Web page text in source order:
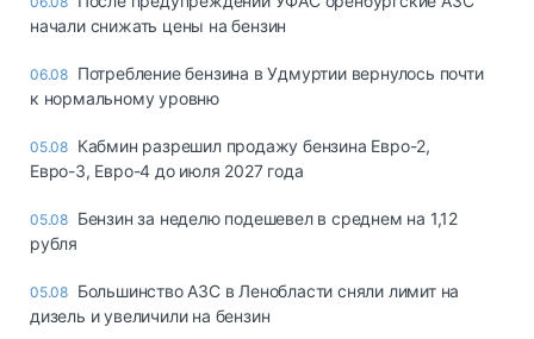
начали снижать цены на бензин
06.08 Потребление бензина в Удмуртии вернулось почти
к нормальному уровню
05.08 Кабмин разрешил продажу бензина Евро-2,
Евро-3, Евро-4 до июля 2027 года
05.08 Бензин за неделю подешевел в среднем на 1,12
рубля
05.08 Большинство АЗС в Ленобласти сняли лимит на
дизель и увеличили на бензин